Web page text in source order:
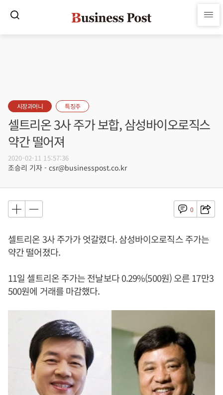
시장과머니 특징주
셀트리온 3사 주가 보합, 삼성바이오로직스
약간 떨어져
2020-02-11 15:57:36
조승리 기자 - csr@businesspost.co.kr
0
셀트리온 3사 주가가 엇갈렸다. 삼성바이오로직스 주가는
약간 떨어졌다.
11일 셀트리온 주가는 전날보다 0.29%(500원) 오른 17만3
500원에 거래를 마감했다.